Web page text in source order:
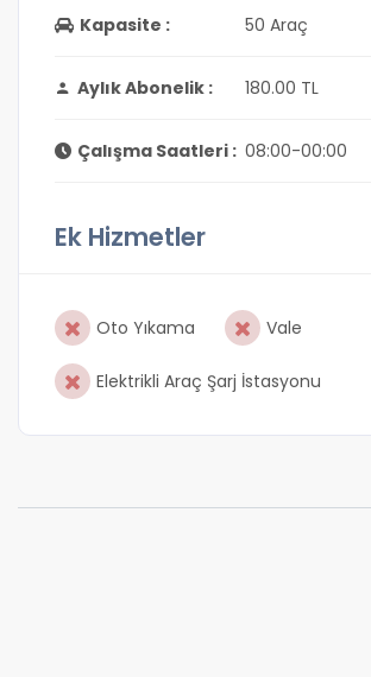
Kapasite : 50 Araç
Aylık Abonelik : 180.00 TL
Çalışma Saatleri : 08:00-00:00
Ek Hizmetler
Oto Yıkama Vale
Elektrikli Araç Şarj İstasyonu